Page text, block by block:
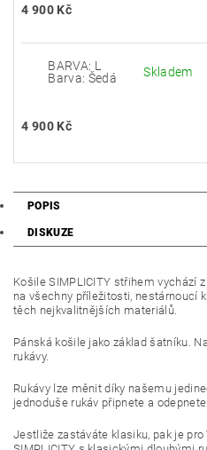
4 900 Kč
BARVA: L
Barva: Šedá
Skladem
4 900 Kč
POPIS
DISKUZE
Košile SIMPLICITY střihem vychází
na všechny příležitosti, nestárnoucí
těch nejkvalitnějších materiálů.
Pánská košile jako základ šatníku.
rukávy.
Rukávy lze měnit díky našemu
jednoduše rukáv připnete a
Jestliže zastáváte klasiku, pak je